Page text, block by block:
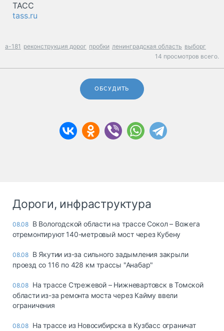
ТАСС
tass.ru
а-181 реконструкция дорог пробки ленинградская область выборг
14 просмотров всего.
ОБСУДИТЬ
Дороги, инфраструктура
08.08 В Вологодской области на трассе Сокол – Вожега
отремонтируют 140-метровый мост через Кубену
08.08 В Якутии из-за сильного задымления закрыли
проезд со 116 по 428 км трассы "Анабар"
08.08 На трассе Стрежевой – Нижневартовск в Томской
области из-за ремонта моста через Кайму ввели
ограничения
08.08 На трассе из Новосибирска в Кузбасс ограничат